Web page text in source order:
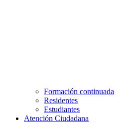
Formación continuada
Residentes
Estudiantes
Atención Ciudadana